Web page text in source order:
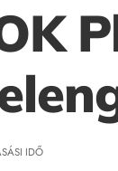
IDŐ